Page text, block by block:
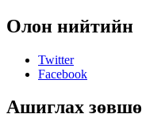
Олон нийтийн
Twitter
Facebook
Ашиглах